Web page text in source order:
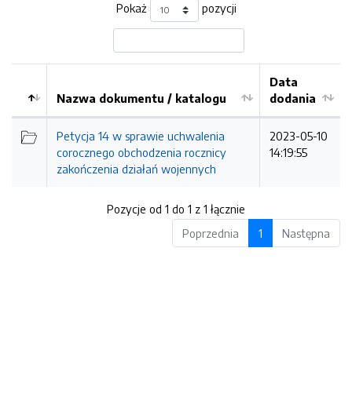
Pokaż pozycji
Kolejność
Nazwa dokumentu / katalogu
Data
dodania
Petycja 14 w sprawie uchwalenia
corocznego obchodzenia rocznicy
zakończenia działań wojennych
2023-05-10
14:19:55
Pozycje od 1 do 1 z 1 łącznie
Poprzednia
1 Następna